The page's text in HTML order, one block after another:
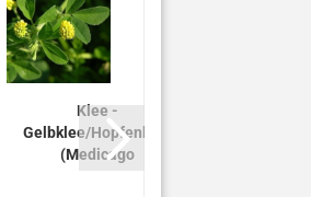
Klee -
Gelbklee/Hopfenklee
(Medicago